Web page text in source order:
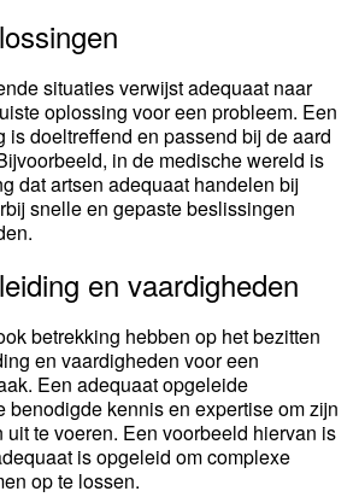
situaties verwijst adequaat naar
oplossing voor een probleem. Een
is doeltreffend en passend bij de aard
in de medische wereld is
dat artsen adequaat handelen bij
snelle en gepaste beslissingen
en vaardigheden
betrekking hebben op het bezitten
en vaardigheden voor een
Een adequaat opgeleide
benodigde kennis en expertise om zijn
uit te voeren. Een voorbeeld hiervan is
is opgeleid om complexe
op te lossen.